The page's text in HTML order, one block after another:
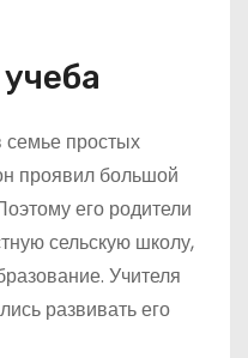
простых
проявил большой
его родители
сельскую школу,
Учителя
развивать его